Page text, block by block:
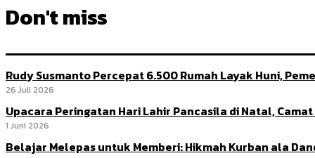
Don't miss
Rudy Susmanto Percepat 6.500 Rumah Layak Huni,
26 Juli 2026
Upacara Peringatan Hari Lahir Pancasila di Natal,
1 Juni 2026
Belajar Melepas untuk Memberi: Hikmah Kurban ala